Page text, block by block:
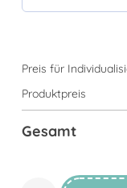
Preis für
Produktpreis
Gesamt